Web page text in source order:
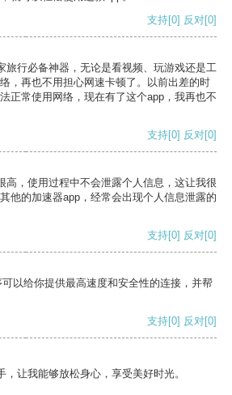
支持[0] 反对[0]
旅行必备神器，无论是看视频、玩游戏还是工
，再也不用担心网速卡顿了。以前出差的时
正常使用网络，现在有了这个app，我再也不
支持[0] 反对[0]
高，使用过程中不会泄露个人信息，这让我很
他的加速器app，经常会出现个人信息泄露的
支持[0] 反对[0]
以给你提供最高速度和安全性的连接，并帮
支持[0] 反对[0]
让我能够放松身心，享受美好时光。